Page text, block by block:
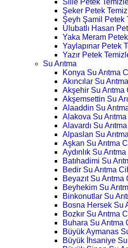
Sille Petek
Şeker Petek
Şeyh Şamil Petek
Ulubatlı Hasan
Yaka Meram
Yaylapınar Petek
Yazır Petek
Su Arıtma
Konya Su Arıtma
Akıncılar Su
Akşehir Su Arıtma
Akşemsettin Su
Alaaddin Su
Alakova Su Arıtma
Alavardı Su
Alpaslan Su
Aşkan Su Arıtma
Aydınlık Su
Batıhadimi Su
Bedir Su Arıtma
Beyazıt Su Arıtma
Beyhekim Su
Binkonutlar Su
Bosna Hersek Su
Bozkır Su Arıtma
Buhara Su Arıtma
Büyük Aymanas
Büyük İhsaniye Su